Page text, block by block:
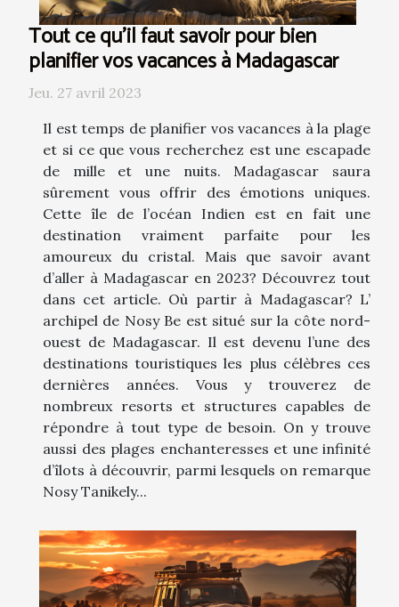
Tout ce qu'il faut savoir pour bien
planifier vos vacances à Madagascar
Jeu. 27 avril 2023
Il est temps de planifier vos vacances à la plage
et si ce que vous recherchez est une escapade
de mille et une nuits. Madagascar saura
sûrement vous offrir des émotions uniques.
Cette île de l’océan Indien est en fait une
destination vraiment parfaite pour les
amoureux du cristal. Mais que savoir avant
d’aller à Madagascar en 2023? Découvrez tout
dans cet article. Où partir à Madagascar? L’
archipel de Nosy Be est situé sur la côte nord-
ouest de Madagascar. Il est devenu l’une des
destinations touristiques les plus célèbres ces
dernières années. Vous y trouverez de
nombreux resorts et structures capables de
répondre à tout type de besoin. On y trouve
aussi des plages enchanteresses et une infinité
d’îlots à découvrir, parmi lesquels on remarque
Nosy Tanikely...